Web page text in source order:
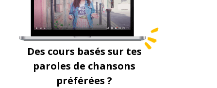
Des cours basés sur tes
paroles de chansons
préférées ?